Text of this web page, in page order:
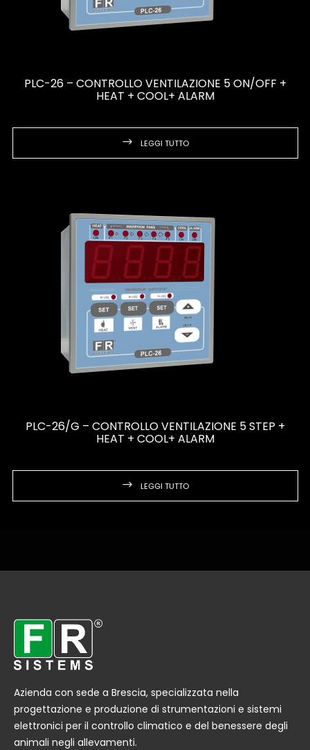
PLC-26 – CONTROLLO VENTILAZIONE 5 ON/OFF +
HEAT + COOL+ ALARM
LEGGI TUTTO
PLC-26/G – CONTROLLO VENTILAZIONE 5 STEP +
HEAT + COOL+ ALARM
LEGGI TUTTO
Azienda con sede a Brescia, specializzata nella
progettazione e produzione di strumentazioni e sistemi
elettronici per il controllo climatico e del benessere degli
animali negli allevamenti.